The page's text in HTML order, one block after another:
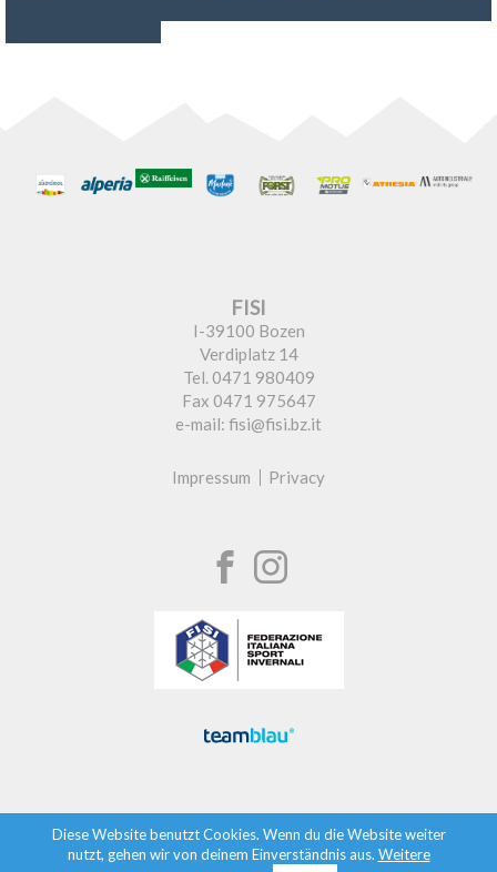
FISI
I-39100 Bozen
Verdiplatz 14
Tel. 0471 980409
Fax 0471 975647
e-mail: fisi@fisi.bz.it
Impressum Privacy
Diese Website benutzt Cookies. Wenn du die Website weiter
nutzt, gehen wir von deinem Einverständnis aus. Weitere